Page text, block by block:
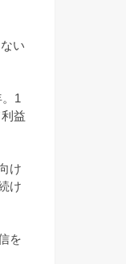
い
1
益
け
け
を